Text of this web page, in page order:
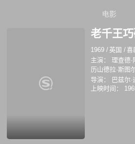
电影
老千王
1969 / 英国 /喜
主演：
理查德·
历山德拉·斯图
特伦斯·亚历山
希里
艾伦·吉
导演：
巴兹尔·
上映时间：